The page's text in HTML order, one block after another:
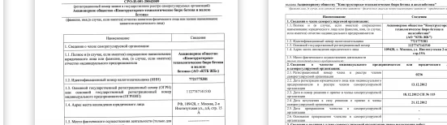
Площадь ?